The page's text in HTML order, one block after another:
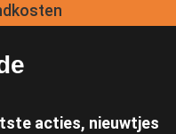
acties, nieuwtjes